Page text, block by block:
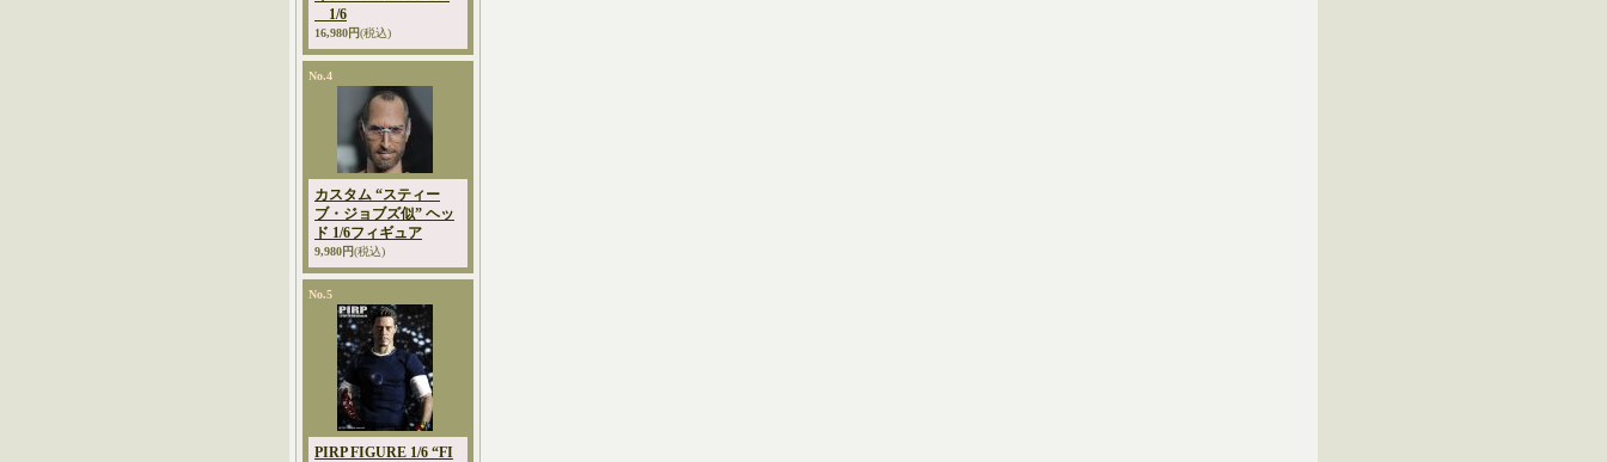
1/6
16,980円(税込)
No.4
カスタム “スティー
ブ・ジョブズ似” ヘッ
ド 1/6フィギュア
9,980円(税込)
No.5
PIRP FIGURE 1/6 “FI